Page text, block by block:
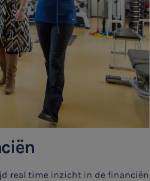
real time inzicht in de financiën